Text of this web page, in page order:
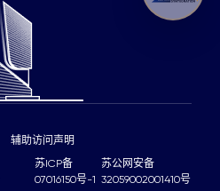
苏ICP备
07016150号-1
苏公网安备
32059002001410号
辅助访问声明